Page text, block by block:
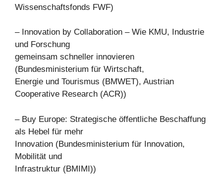
Wissenschaftsfonds FWF)
– Innovation by Collaboration – Wie KMU, Industrie
und Forschung
gemeinsam schneller innovieren
(Bundesministerium für Wirtschaft,
Energie und Tourismus (BMWET), Austrian
Cooperative Research (ACR))
– Buy Europe: Strategische öffentliche Beschaffung
als Hebel für mehr
Innovation (Bundesministerium für Innovation,
Mobilität und
Infrastruktur (BMIMI))